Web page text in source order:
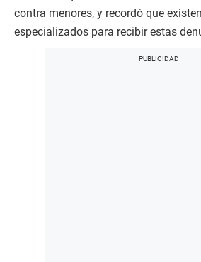
contra menores, y recordó que
especializados para recibir estas